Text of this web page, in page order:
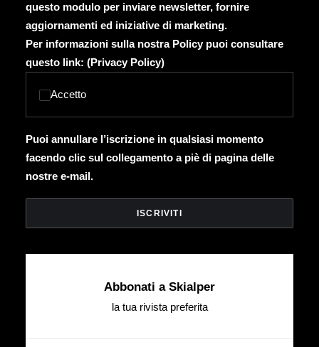
questo modulo per inviare newsletter, fornire
aggiornamenti ed iniziative di marketing.
Per informazioni sulla nostra Policy puoi consultare
questo link: (Privacy Policy)
Accetto
Puoi annullare l’iscrizione in qualsiasi momento
facendo clic sul collegamento a piè di pagina delle
nostre e-mail.
Abbonati a Skialper
la tua rivista preferita